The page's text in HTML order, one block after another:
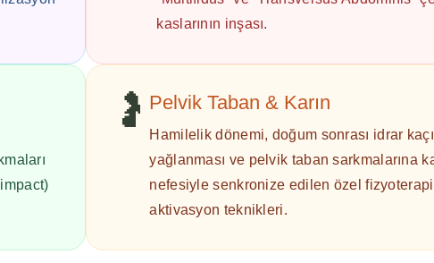
kaslarının inşası.
🤰 Pelvik Taban & Karın
Hamilelik dönemi, doğum sonrası idrar
yağlanması ve pelvik taban sarkmalarına
nefesiyle senkronize edilen özel
aktivasyon teknikleri.